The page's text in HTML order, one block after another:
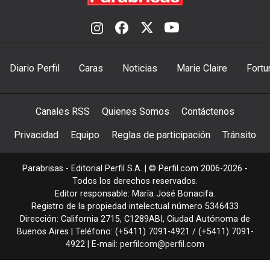
Diario Perfil Caras Noticias Marie Claire
Canales RSS Quienes Somos Contáctenos
Privacidad Equipo Reglas de participación Tránsito
Parabrisas - Editorial Perfil S.A. | © Perfil.com 2006-2026 -
Todos los derechos reservados.
Editor responsable: María José Bonacifa.
Registro de la propiedad intelectual número 5346433
Dirección: California 2715, C1289ABI , Ciudad Autónoma de
Buenos Aires | Teléfono: (+5411) 7091-4921 / (+5411) 7091-
4922 | E-mail: perfilcom@perfil.com